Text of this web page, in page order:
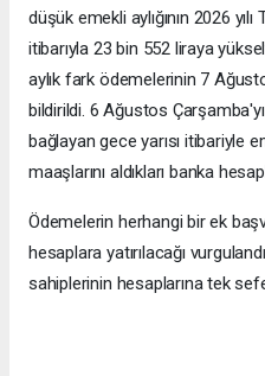
düşük emekli aylığının 2026
itibarıyla 23 bin 552 liraya
aylık fark ödemelerinin 7
bildirildi. 6 Ağustos
bağlayan gece yarısı itibariyle
maaşlarını aldıkları banka
Ödemelerin herhangi bir ek
hesaplara yatırılacağı
sahiplerinin hesaplarına tek